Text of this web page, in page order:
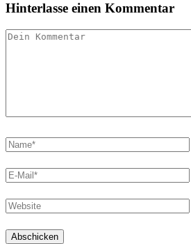
Hinterlasse einen Kommentar